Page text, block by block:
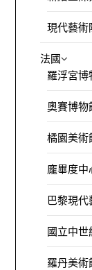
現代藝術
法國
羅浮宮博
奧賽博物
橘園美術
龐畢度中
巴黎現
國立中世
羅丹美術